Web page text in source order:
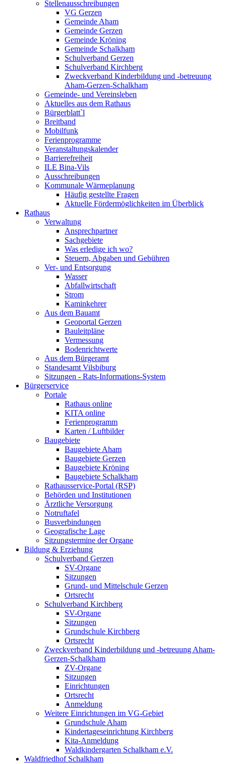
Stellenausschreibungen
VG Gerzen
Gemeinde Aham
Gemeinde Gerzen
Gemeinde Kröning
Gemeinde Schalkham
Schulverband Gerzen
Schulverband Kirchberg
Zweckverband Kinderbildung und -betreuung
Aham-Gerzen-Schalkham
Gemeinde- und Vereinsleben
Aktuelles aus dem Rathaus
Bürgerblatt`l
Breitband
Mobilfunk
Ferienprogramme
Veranstaltungskalender
Barrierefreiheit
ILE Bina-Vils
Ausschreibungen
Kommunale Wärmeplanung
Häufig gestellte Fragen
Aktuelle Fördermöglichkeiten im Überblick
Rathaus
Verwaltung
Ansprechpartner
Sachgebiete
Was erledige ich wo?
Steuern, Abgaben und Gebühren
Ver- und Entsorgung
Wasser
Abfallwirtschaft
Strom
Kaminkehrer
Aus dem Bauamt
Geoportal Gerzen
Bauleitpläne
Vermessung
Bodenrichtwerte
Aus dem Bürgeramt
Standesamt Vilsbiburg
Sitzungen - Rats-Informations-System
Bürgerservice
Portale
Rathaus online
KITA online
Ferienprogramm
Karten / Luftbilder
Baugebiete
Baugebiete Aham
Baugebiete Gerzen
Baugebiete Kröning
Baugebiete Schalkham
Rathausservice-Portal (RSP)
Behörden und Institutionen
Ärztliche Versorgung
Notruftafel
Busverbindungen
Geografische Lage
Sitzungstermine der Organe
Bildung & Erziehung
Schulverband Gerzen
SV-Organe
Sitzungen
Grund- und Mittelschule Gerzen
Ortsrecht
Schulverband Kirchberg
SV-Organe
Sitzungen
Grundschule Kirchberg
Ortsrecht
Zweckverband Kinderbildung und -betreuung Aham-
Gerzen-Schalkham
ZV-Organe
Sitzungen
Einrichtungen
Ortsrecht
Anmeldung
Weitere Einrichtungen im VG-Gebiet
Grundschule Aham
Kindertageseinrichtung Kirchberg
Kita-Anmeldung
Waldkindergarten Schalkham e.V.
Waldfriedhof Schalkham